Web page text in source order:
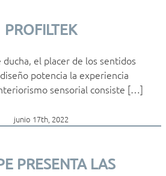
PROFILTEK
ducha, el placer de los sentidos
potencia la experiencia
sensorial consiste […]
junio 17th, 2022
PRESENTA LAS